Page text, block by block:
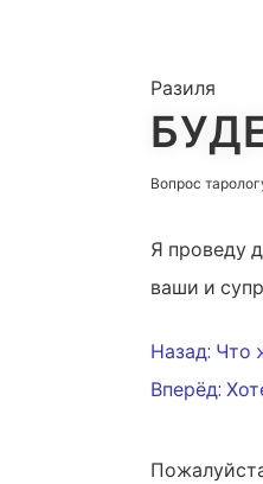
Разиля
Вопрос
Я проведу
ваши и
ПО
Назад: Что
Вперёд: